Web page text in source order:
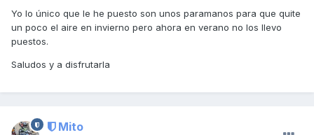
Yo lo único que le he puesto son unos paramanos para que quite
un poco el aire en invierno pero ahora en verano no los llevo
puestos.
Saludos y a disfrutarla
Mito